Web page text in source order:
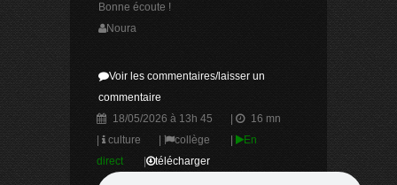
Bonne écoute !
Noura
Voir les commentaires/laisser un
commentaire
18/05/2026 à 13h 45
16 mn
culture collège
En
direct
télécharger